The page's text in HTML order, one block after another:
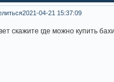
2021-04-21 15:37:09
скажите где можно купить